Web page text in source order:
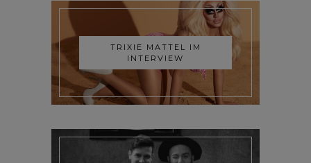
TRIXIE MATTEL IM
INTERVIEW